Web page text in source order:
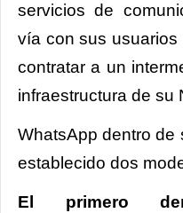
servicios de
vía con sus usuarios
contratar a un
infraestructura de su
WhatsApp dentro de
establecido dos
El primero